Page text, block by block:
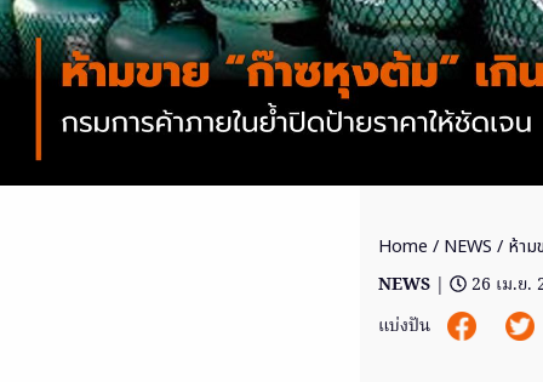
Home / NEWS / ห้าม
NEWS |
26 เม.ย.
แบ่งปัน